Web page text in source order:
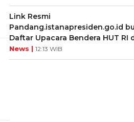
Link Resmi
Pandang.istanapresiden.go.id
Daftar Upacara Bendera HUT RI
Istana Negara
News | 12:13 WIB